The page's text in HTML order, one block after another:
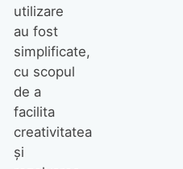
utilizare
au fost
simplificate,
cu scopul
de a
facilita
creativitatea
și